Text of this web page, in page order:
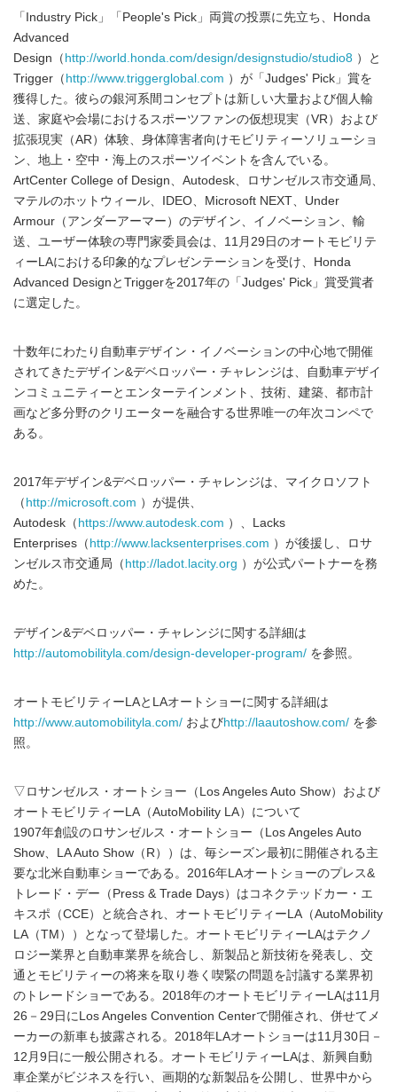
「Industry Pick」「People's Pick」両賞の投票に先立ち、Honda
Advanced
Design（ http://world.honda.com/design/designstudio/studio8 ）と
Trigger（ http://www.triggerglobal.com ）が「Judges' Pick」賞を
獲得した。彼らの銀河系間コンセプトは新しい大量および個人輸
送、家庭や会場におけるスポーツファンの仮想現実（VR）および
拡張現実（AR）体験、身体障害者向けモビリティーソリューショ
ン、地上・空中・海上のスポーツイベントを含んでいる。
ArtCenter College of Design、Autodesk、ロサンゼルス市交通局、
マテルのホットウィール、IDEO、Microsoft NEXT、Under
Armour（アンダーアーマー）のデザイン、イノベーション、輸
送、ユーザー体験の専門家委員会は、11月29日のオートモビリテ
ィーLAにおける印象的なプレゼンテーションを受け、Honda
Advanced DesignとTriggerを2017年の「Judges' Pick」賞受賞者
に選定した。
十数年にわたり自動車デザイン・イノベーションの中心地で開催
されてきたデザイン&デベロッパー・チャレンジは、自動車デザイ
ンコミュニティーとエンターテインメント、技術、建築、都市計
画など多分野のクリエーターを融合する世界唯一の年次コンペで
ある。
2017年デザイン&デベロッパー・チャレンジは、マイクロソフト
（ http://microsoft.com ）が提供、
Autodesk（ https://www.autodesk.com ）、Lacks
Enterprises（ http://www.lacksenterprises.com ）が後援し、ロサ
ンゼルス市交通局（ http://ladot.lacity.org ）が公式パートナーを務
めた。
デザイン&デベロッパー・チャレンジに関する詳細は
http://automobilityla.com/design-developer-program/ を参照。
オートモビリティーLAとLAオートショーに関する詳細は
http://www.automobilityla.com/ およびhttp://laautoshow.com/ を参
照。
▽ロサンゼルス・オートショー（Los Angeles Auto Show）および
オートモビリティーLA（AutoMobility LA）について
1907年創設のロサンゼルス・オートショー（Los Angeles Auto
Show、LA Auto Show（R））は、毎シーズン最初に開催される主
要な北米自動車ショーである。2016年LAオートショーのプレス&
トレード・デー（Press & Trade Days）はコネクテッドカー・エ
キスポ（CCE）と統合され、オートモビリティーLA（AutoMobility
LA（TM））となって登場した。オートモビリティーLAはテクノ
ロジー業界と自動車業界を統合し、新製品と新技術を発表し、交
通とモビリティーの将来を取り巻く喫緊の問題を討議する業界初
のトレードショーである。2018年のオートモビリティーLAは11月
26－29日にLos Angeles Convention Centerで開催され、併せてメ
ーカーの新車も披露される。2018年LAオートショーは11月30日－
12月9日に一般公開される。オートモビリティーLAは、新興自動
車企業がビジネスを行い、画期的な新製品を公開し、世界中から